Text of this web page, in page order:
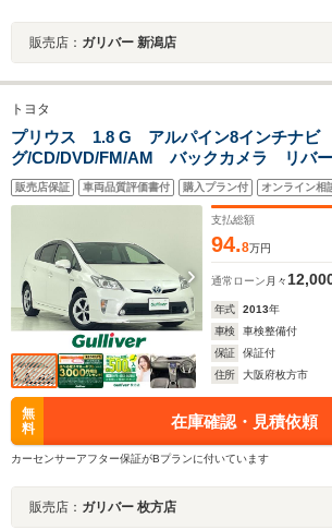
販売店： ガリバー 新潟店
トヨタ
プリウス 1.8 G アルパイン8インチナビ
グ/CD/DVD/FM/AM バックカメラ リバー
ー ビルトインETC ステアリングスイッ
ン フロントモデリスタ 革巻ステアリン
販売店保証 車両品質評価書付 購入プラン付 オンライン相
支払総額
94.8万円
通常ローン 月々
年式 2013年
車検
車検整備付
保証
保証付
住所
大阪府枚方市
無
料
在庫確認・見積依頼
カーセンサーアフター保証がBプランに付いています
販売店： ガリバー 枚方店